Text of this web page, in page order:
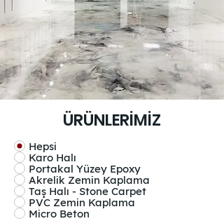
ÜRÜNLERİMİZ
Hepsi
Karo Halı
Portakal Yüzey Epoxy
Akrelik Zemin Kaplama
Taş Halı - Stone Carpet
PVC Zemin Kaplama
Micro Beton